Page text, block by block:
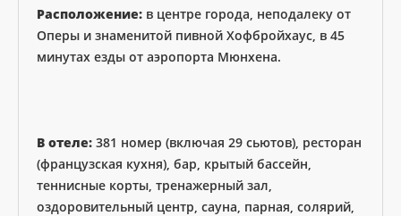
Расположение: в центре города, неподалеку от
Оперы и знаменитой пивной Хофбройхаус, в 45
минутах езды от аэропорта Мюнхена.
В отеле: 381 номер (включая 29 сьютов), ресторан
(французская кухня), бар, крытый бассейн,
теннисные корты, тренажерный зал,
оздоровительный центр, сауна, парная, солярий,